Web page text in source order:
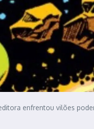
enfrentou vilões